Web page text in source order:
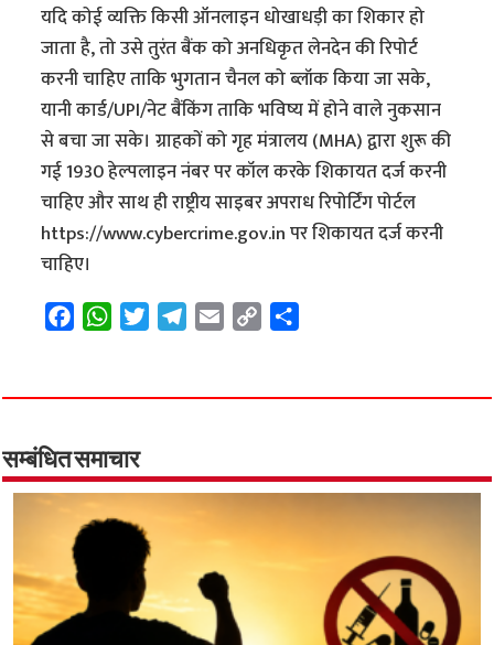
यदि कोई व्यक्ति किसी ऑनलाइन धोखाधड़ी का शिकार हो
जाता है, तो उसे तुरंत बैंक को अनधिकृत लेनदेन की रिपोर्ट
करनी चाहिए ताकि भुगतान चैनल को ब्लॉक किया जा सके,
यानी कार्ड/UPI/नेट बैंकिंग ताकि भविष्य में होने वाले नुकसान
से बचा जा सके। ग्राहकों को गृह मंत्रालय (MHA) द्वारा शुरू की
गई 1930 हेल्पलाइन नंबर पर कॉल करके शिकायत दर्ज करनी
चाहिए और साथ ही राष्ट्रीय साइबर अपराध रिपोर्टिंग पोर्टल
https://www.cybercrime.gov.in पर शिकायत दर्ज करनी
चाहिए।
F
e
o
o
k
W
t
A
p
p
T
t
r
T
e
a
m
E
i
C
y
n
k
r
सम्बंधित समाचार